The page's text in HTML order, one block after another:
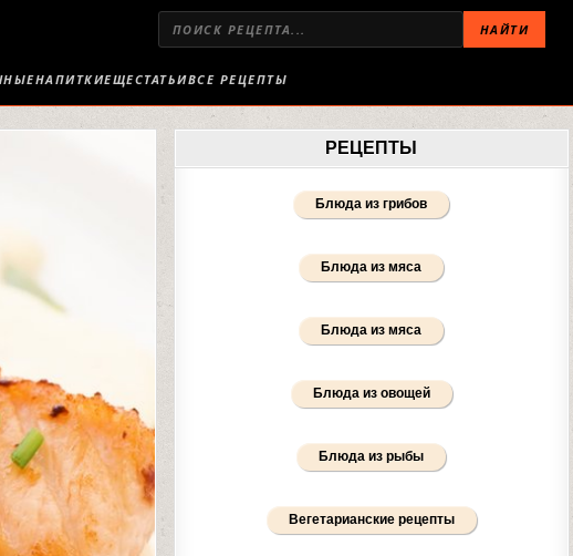
НАЙТИ
НАПИТКИЕЩЕСТАТЬИВСЕ РЕЦЕПТЫ
РЕЦЕПТЫ
Блюда из грибов
Блюда из мяса
Блюда из мяса
Блюда из овощей
Блюда из рыбы
Вегетарианские рецепты